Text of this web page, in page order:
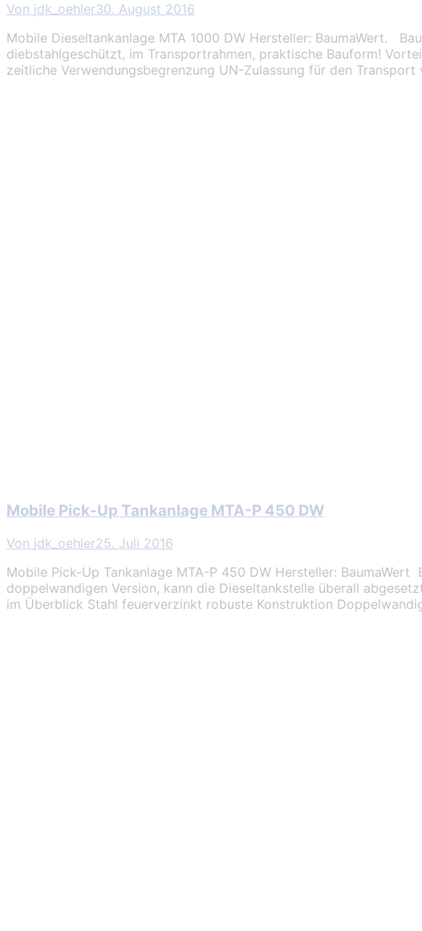
Von jdk_oehler30. August 2016
Mobile Dieseltankanlage MTA 1000 DW Hersteller: BaumaWert.
diebstahlgeschützt, im Transportrahmen, praktische Bauform!
zeitliche Verwendungsbegrenzung UN-Zulassung für den
Mobile Pick-Up Tankanlage MTA-P 450 DW
Von jdk_oehler25. Juli 2016
Mobile Pick-Up Tankanlage MTA-P 450 DW Hersteller:
doppelwandigen Version, kann die Dieseltankstelle überall
im Überblick Stahl feuerverzinkt robuste Konstruktion